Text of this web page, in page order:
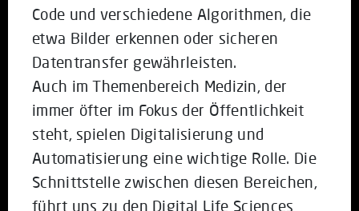
Code und verschiedene Algorithmen, die
etwa Bilder erkennen oder sicheren
Datentransfer gewährleisten.
Auch im Themenbereich Medizin, der
immer öfter im Fokus der Öffentlichkeit
steht, spielen Digitalisierung und
Automatisierung eine wichtige Rolle. Die
Schnittstelle zwischen diesen Bereichen,
führt uns zu den Digital Life Sciences